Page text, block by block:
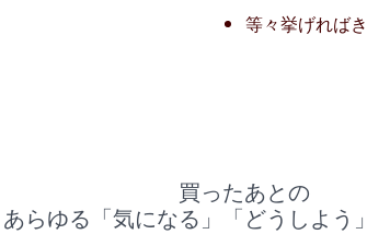
等々挙げれば
​買ったあとの
らゆる「気になる」「どうしよう